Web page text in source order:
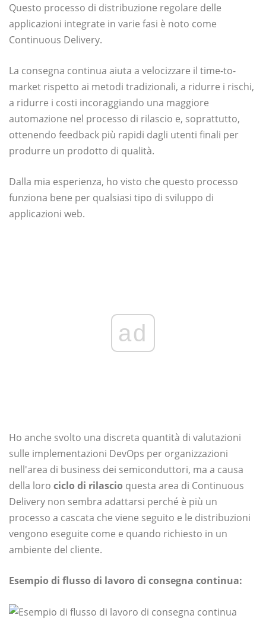
Questo processo di distribuzione regolare delle
applicazioni integrate in varie fasi è noto come
Continuous Delivery.
La consegna continua aiuta a velocizzare il time-to-
market rispetto ai metodi tradizionali, a ridurre i rischi,
a ridurre i costi incoraggiando una maggiore
automazione nel processo di rilascio e, soprattutto,
ottenendo feedback più rapidi dagli utenti finali per
produrre un prodotto di qualità.
Dalla mia esperienza, ho visto che questo processo
funziona bene per qualsiasi tipo di sviluppo di
applicazioni web.
ad
Ho anche svolto una discreta quantità di valutazioni
sulle implementazioni DevOps per organizzazioni
nell'area di business dei semiconduttori, ma a causa
della loro ciclo di rilascio questa area di Continuous
Delivery non sembra adattarsi perché è più un
processo a cascata che viene seguito e le distribuzioni
vengono eseguite come e quando richiesto in un
ambiente del cliente.
Esempio di flusso di lavoro di consegna continua: